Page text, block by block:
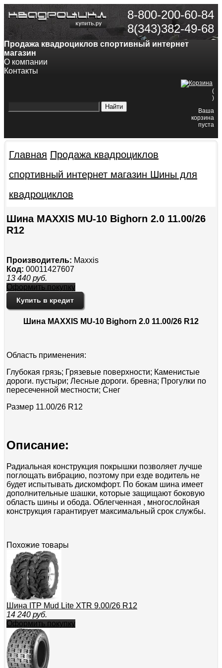
8-800-200-60-84
8(343)382-49-68
Продажа квадроциклов спортивный интернет
магазин
О компании
Контакты
(
)
Ваша
корзина
пуста
Главная Продажа квадроциклов
спортивный интернет магазин Шины для
квадроциклов
Шина MAXXIS MU-10 Bighorn 2.0 11.00/26
R12
Производитель: Maxxis
Код: 00011427607
13 440 руб.
Оформить покупку
Купить в кредит
Шина MAXXIS MU-10 Bighorn 2.0 11.00/26 R12
Область применения:
Глубокая грязь; Грязевые поверхности; Каменистые
дороги. пустыри; Лесные дороги. бревна; Прогулки по
пересеченной местности; Снег
Размер 11.00/26 R12
Описание:
Радиальная конструкция покрышки позволяет лучше
поглощать вибрацию, поэтому при езде водитель не
будет испытывать дискомфорт. По бокам шина имеет
дополнительные шашки, которые защищают боковую
область шины и обода. Облегченная , многослойная
конструкция гарантирует максимальный срок службы.
Похожие товары
Шина ITP Mud Lite XTR 9.00/26 R12
14 240 руб.
Оформить покупку